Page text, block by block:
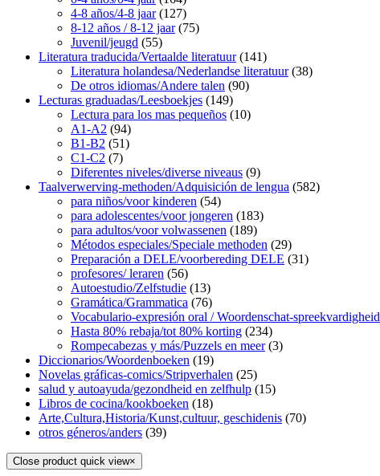
4-8 años/4-8 jaar (127)
8-12 años / 8-12 jaar (75)
Juvenil/jeugd (55)
Literatura traducida/Vertaalde literatuur (141)
Literatura holandesa/Nederlandse literatuur (38)
De otros idiomas/Andere talen (90)
Lecturas graduadas/Leesboekjes (149)
Lectura para los mas pequeños (10)
A1-A2 (94)
B1-B2 (51)
C1-C2 (7)
Diferentes niveles/diverse niveaus (9)
Taalverwerving-methoden/Adquisición de lengua (582)
para niños/voor kinderen (54)
para adolescentes/voor jongeren (183)
para adultos/voor volwassenen (189)
Métodos especiales/Speciale methoden (29)
Preparación a DELE/voorbereding DELE (31)
profesores/ leraren (56)
Autoestudio/Zelfstudie (13)
Gramática/Grammatica (76)
Vocabulario-expresión oral / Woordenschat-spreekvardigheid
Hasta 80% rebaja/tot 80% korting (234)
Rompecabezas y más/Puzzels en meer (3)
Diccionarios/Woordenboeken (19)
Novelas gráficas-comics/Stripverhalen (25)
salud y autoayuda/gezondheid en zelfhulp (15)
Libros de cocina/kookboeken (18)
Arte,Cultura,Historia/Kunst,cultuur, geschidenis (70)
otros géneros/anders (39)
Close product quick view×